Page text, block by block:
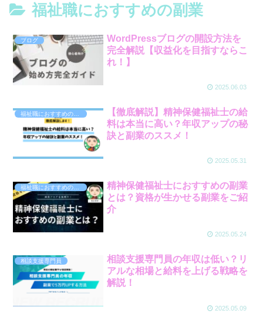
福祉職におすすめの副業
ブログ
WordPressブログの開設方法を
完全解説【収益化を目指すならこ
れ！】
2025.06.03
【徹底解説】精神保健福祉士の給
料は本当に高い？年収アップの秘
訣と副業のススメ！
2025.05.31
福祉職におすすめの副業
精神保健福祉士におすすめの副業
とは？資格が生かせる副業をご紹
介
2025.05.24
相談支援専門員
相談支援専門員の年収は低い？リ
アルな相場と給料を上げる戦略を
解説！
2025.05.09